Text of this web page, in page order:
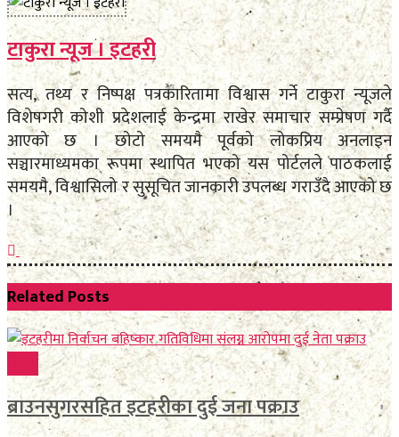
टाकुरा न्यूज । इटहरी
सत्य, तथ्य र निष्पक्ष पत्रकारितामा विश्वास गर्ने टाकुरा न्यूजले
विशेषगरी कोशी प्रदेशलाई केन्द्रमा राखेर समाचार सम्प्रेषण गर्दै
आएको छ । छोटो समयमै पूर्वको लोकप्रिय अनलाइन
सञ्चारमाध्यमका रूपमा स्थापित भएको यस पोर्टलले पाठकलाई
समयमै, विश्वासिलो र सुसूचित जानकारी उपलब्ध गराउँदै आएको छ
।
RelatedPosts
ब्राउनसुगरसहित इटहरीका दुई जना पक्राउ